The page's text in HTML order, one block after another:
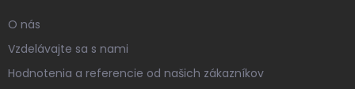
O nás
Vzdelávajte sa s nami
Hodnotenia a referencie od našich zákazníkov